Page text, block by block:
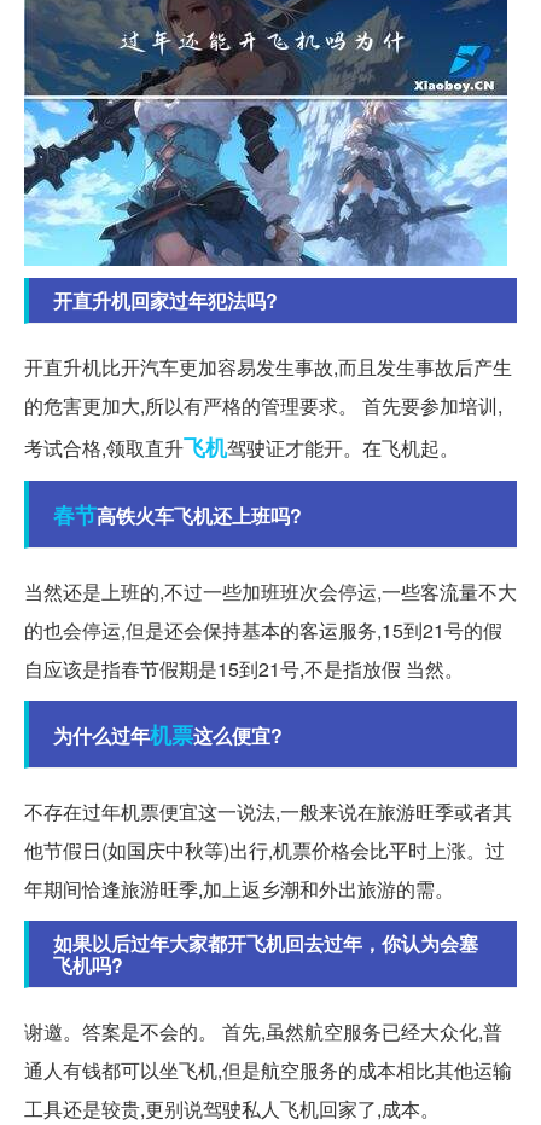
开直升机回家过年犯法吗?
开直升机比开汽车更加容易发生事故,而且发生事故后产生
的危害更加大,所以有严格的管理要求。 首先要参加培训,
考试合格,领取直升飞机驾驶证才能开。在飞机起。
春节高铁火车飞机还上班吗?
当然还是上班的,不过一些加班班次会停运,一些客流量不大
的也会停运,但是还会保持基本的客运服务,15到21号的假
自应该是指春节假期是15到21号,不是指放假 当然。
为什么过年机票这么便宜?
不存在过年机票便宜这一说法,一般来说在旅游旺季或者其
他节假日(如国庆中秋等)出行,机票价格会比平时上涨。过
年期间恰逢旅游旺季,加上返乡潮和外出旅游的需。
如果以后过年大家都开飞机回去过年，你认为会塞
飞机吗?
谢邀。答案是不会的。 首先,虽然航空服务已经大众化,普
通人有钱都可以坐飞机,但是航空服务的成本相比其他运输
工具还是较贵,更别说驾驶私人飞机回家了,成本。